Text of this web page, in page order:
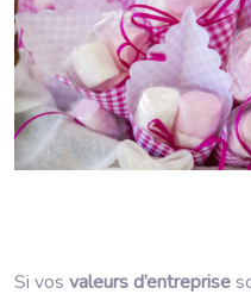
Si vos valeurs d’entreprise